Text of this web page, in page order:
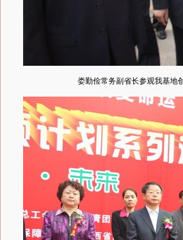
娄勤俭常务副省长参观我基地创业